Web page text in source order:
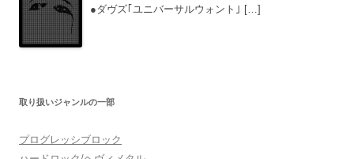
●ダヴズ｢ユニバーサルウォント｣ […]
取り扱いジャンルの一部
プログレッシブロック